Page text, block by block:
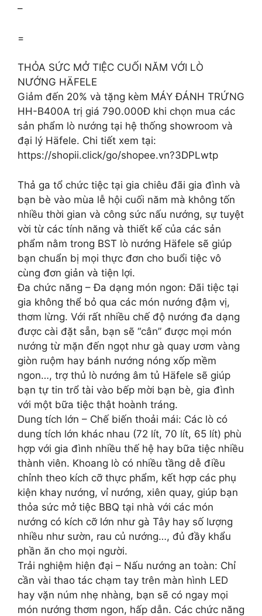
–
=
THỎA SỨC MỞ TIỆC CUỐI NĂM VỚI LÒ
NƯỚNG HÄFELE
Giảm đến 20% và tặng kèm MÁY ĐÁNH TRỨNG
HH-B400A trị giá 790.000Đ khi chọn mua các
sản phẩm lò nướng tại hệ thống showroom và
đại lý Häfele. Chi tiết xem tại:
https://shopii.click/go/shopee.vn?3DPLwtp
Thả ga tổ chức tiệc tại gia chiêu đãi gia đình và
bạn bè vào mùa lễ hội cuối năm mà không tốn
nhiều thời gian và công sức nấu nướng, sự tuyệt
vời từ các tính năng và thiết kế của các sản
phẩm nằm trong BST lò nướng Häfele sẽ giúp
bạn chuẩn bị mọi thực đơn cho buổi tiệc vô
cùng đơn giản và tiện lợi.
️Đa chức năng – Đa dạng món ngon: Đãi tiệc tại
gia không thể bỏ qua các món nướng đậm vị,
thơm lừng. Với rất nhiều chế độ nướng đa dạng
được cài đặt sẵn, bạn sẽ “cân” được mọi món
nướng từ mặn đến ngọt như gà quay ươm vàng
giòn ruộm hay bánh nướng nóng xốp mềm
ngon…, trợ thủ lò nướng âm tủ Häfele sẽ giúp
bạn tự tin trổ tài vào bếp mời bạn bè, gia đình
với một bữa tiệc thật hoành tráng.
️Dung tích lớn – Chế biến thoải mái: Các lò có
dung tích lớn khác nhau (72 lít, 70 lít, 65 lít) phù
hợp với gia đình nhiều thế hệ hay bữa tiệc nhiều
thành viên. Khoang lò có nhiều tầng dễ điều
chỉnh theo kích cỡ thực phẩm, kết hợp các phụ
kiện khay nướng, vỉ nướng, xiên quay, giúp bạn
thỏa sức mở tiệc BBQ tại nhà với các món
nướng có kích cỡ lớn như gà Tây hay số lượng
nhiều như sườn, rau củ nướng…, đủ đầy khẩu
phần ăn cho mọi người.
️Trải nghiệm hiện đại – Nấu nướng an toàn: Chỉ
cần vài thao tác chạm tay trên màn hình LED
hay vặn núm nhẹ nhàng, bạn sẽ có ngay mọi
món nướng thơm ngon, hấp dẫn. Các chức năng